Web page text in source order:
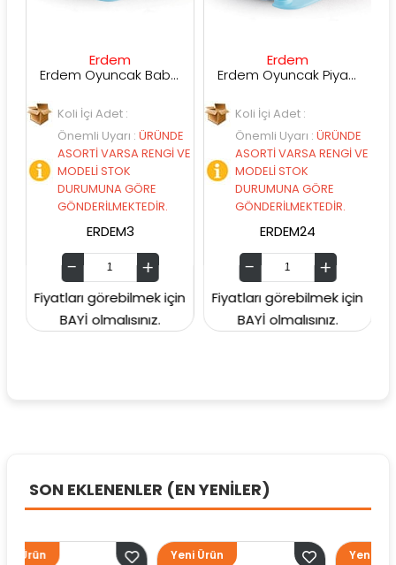
Erdem
Erdem Oyuncak Baby Piyanolu Bebek Halısı Peluş Çıngıraklı
Koli İçi Adet :
Önemli Uyarı:ÜRÜNDE
ASORTİ VARSA RENGİ VE
MODELİ STOK
DURUMUNA GÖRE
GÖNDERİLMEKTEDİR.
ERDEM3
Fiyatları görebilmek için
BAYİ olmalısınız.
Erdem
Erdem Oyuncak Piyanolu Bebek Halısı ER-111
Koli İçi Adet :
Önemli Uyarı:ÜRÜNDE
ASORTİ VARSA RENGİ VE
MODELİ STOK
DURUMUNA GÖRE
GÖNDERİLMEKTEDİR.
ERDEM24
Fiyatları görebilmek için
BAYİ olmalısınız.
SON EKLENENLER (EN YENİLER)
Yeni Ürün Yeni Ürün